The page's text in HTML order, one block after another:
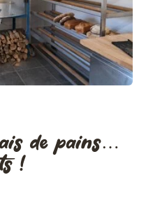
de pains…
!